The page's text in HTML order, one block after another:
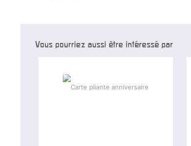
Vous pourriez aussi être intéressé par
-6 %